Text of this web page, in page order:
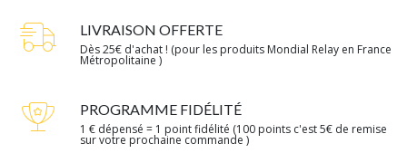
LIVRAISON OFFERTE
Dès 25€ d'achat ! (pour les produits Mondial Relay en France
Métropolitaine )
PROGRAMME FIDÉLITÉ
1 € dépensé = 1 point fidélité (100 points c'est 5€ de remise
sur votre prochaine commande )